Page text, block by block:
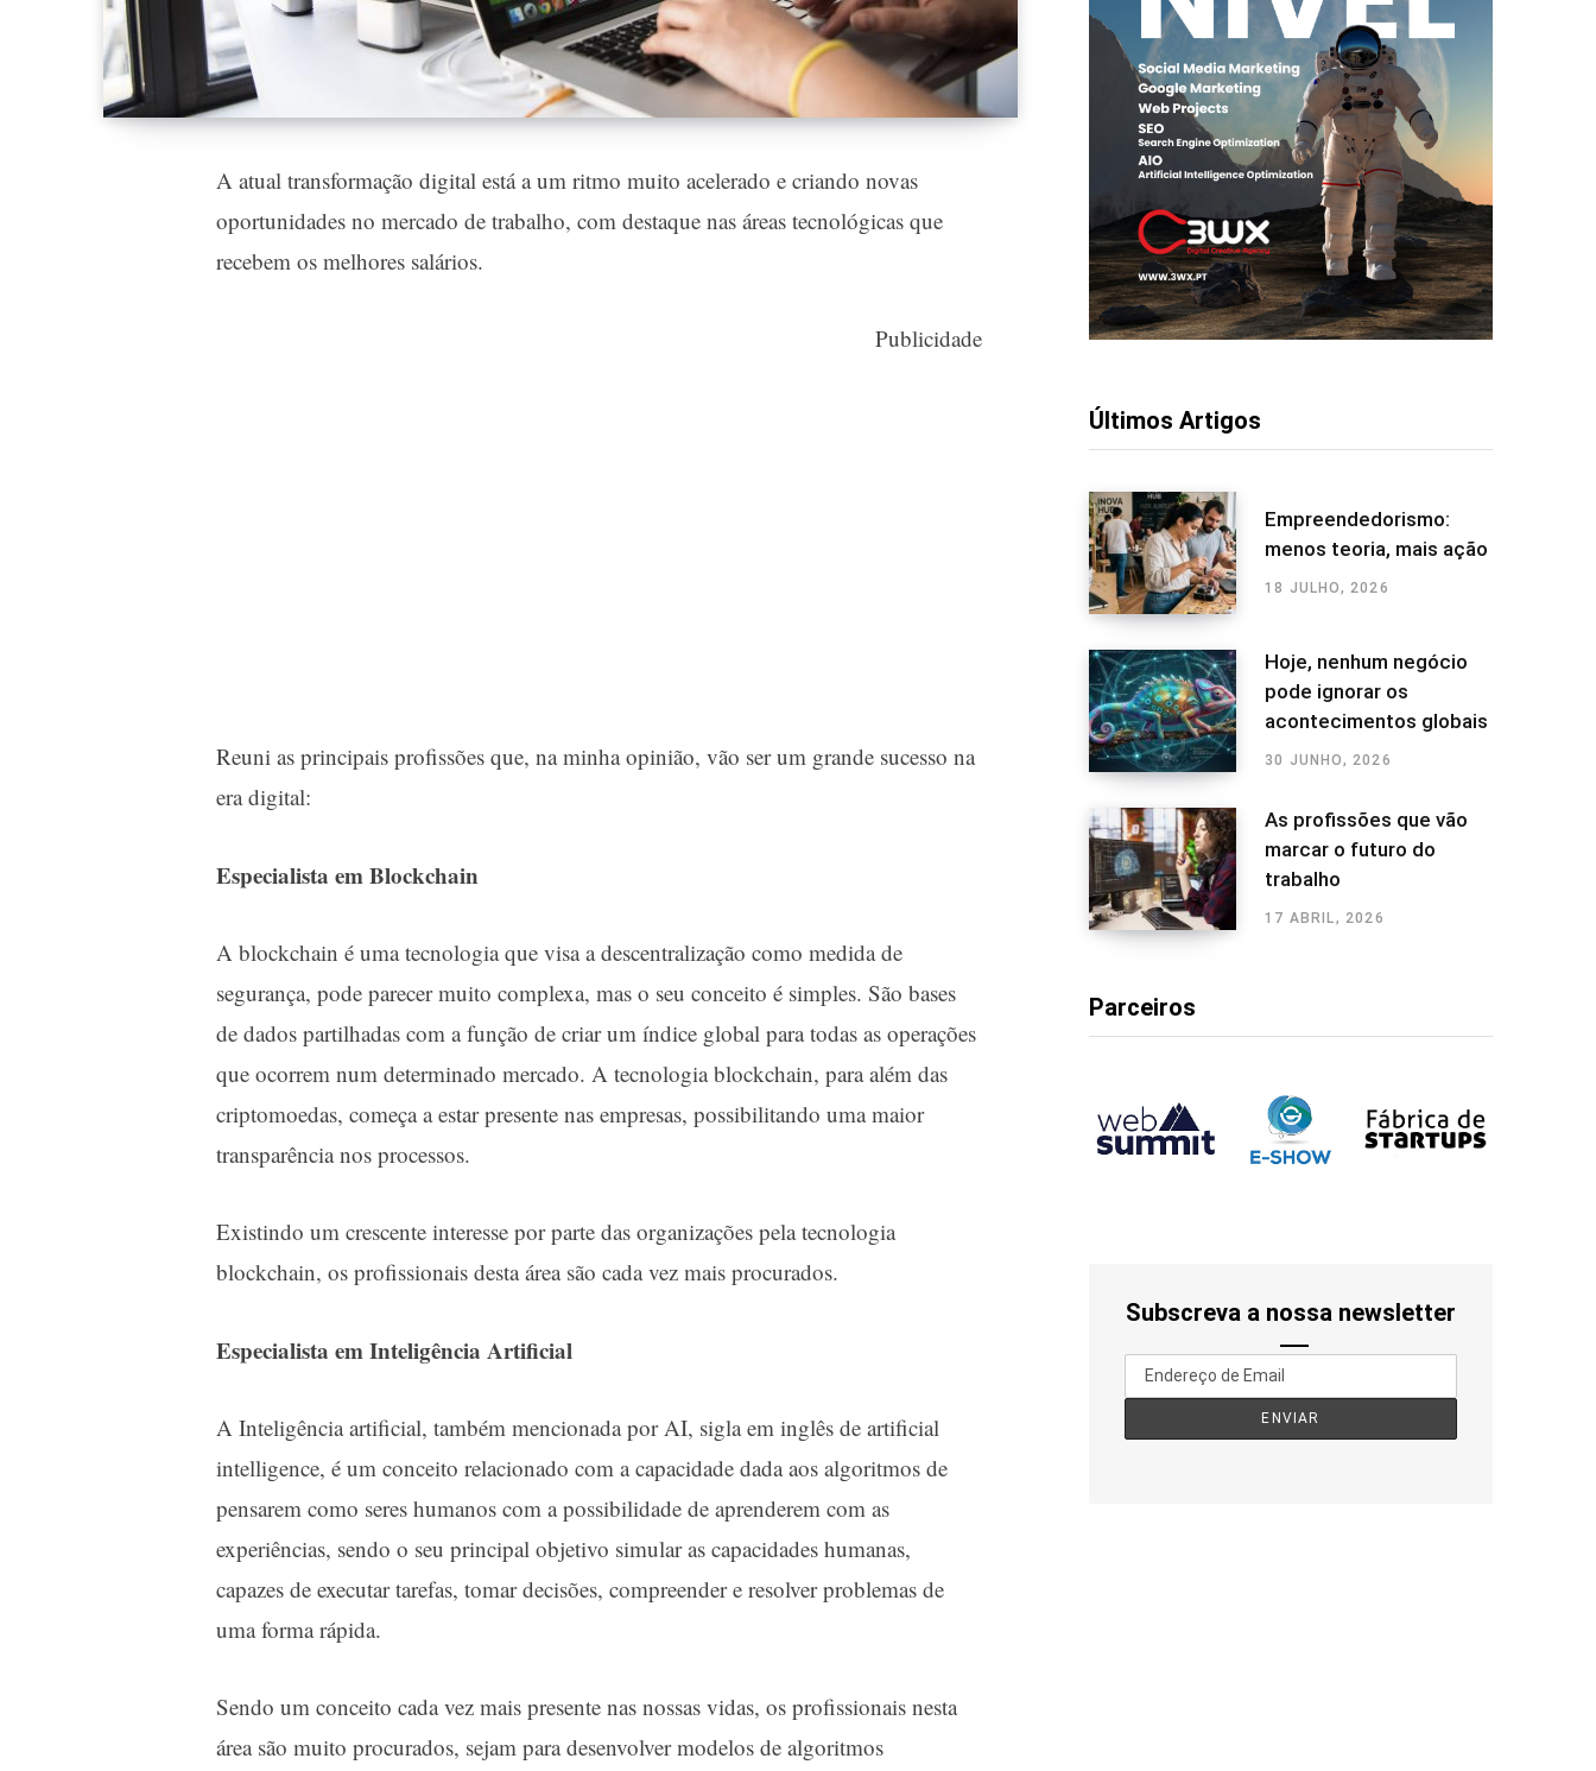
A atual transformação digital está a um ritmo muito acelerado e criando novas
oportunidades no mercado de trabalho, com destaque nas áreas tecnológicas que
recebem os melhores salários.
Publicidade
Reuni as principais profissões que, na minha opinião, vão ser um grande sucesso na
era digital:
Especialista em Blockchain
A blockchain é uma tecnologia que visa a descentralização como medida de
segurança, pode parecer muito complexa, mas o seu conceito é simples. São bases
de dados partilhadas com a função de criar um índice global para todas as operações
que ocorrem num determinado mercado. A tecnologia blockchain, para além das
criptomoedas, começa a estar presente nas empresas, possibilitando uma maior
transparência nos processos.
Existindo um crescente interesse por parte das organizações pela tecnologia
blockchain, os profissionais desta área são cada vez mais procurados.
Especialista em Inteligência Artificial
A Inteligência artificial, também mencionada por AI, sigla em inglês de artificial
intelligence, é um conceito relacionado com a capacidade dada aos algoritmos de
pensarem como seres humanos com a possibilidade de aprenderem com as
experiências, sendo o seu principal objetivo simular as capacidades humanas,
capazes de executar tarefas, tomar decisões, compreender e resolver problemas de
uma forma rápida.
Sendo um conceito cada vez mais presente nas nossas vidas, os profissionais nesta
área são muito procurados, sejam para desenvolver modelos de algoritmos
Últimos Artigos
Empreendedorismo:
menos teoria, mais ação
18 JULHO, 2026
Hoje, nenhum negócio
pode ignorar os
acontecimentos globais
30 JUNHO, 2026
As profissões que vão
marcar o futuro do
trabalho
17 ABRIL, 2026
Parceiros
Subscreva a nossa newsletter